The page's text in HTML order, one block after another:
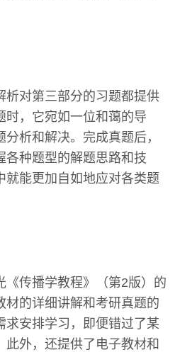
析对第三部分的习题都提供
时，它宛如一位和蔼的导
析和解决。完成真题后，
各种题型的解题思路和技
就能更加自如地应对各类题
《传播学教程》（第2版）的
材的详细讲解和考研真题的
求安排学习，即便错过了某
外，还提供了电子教材和